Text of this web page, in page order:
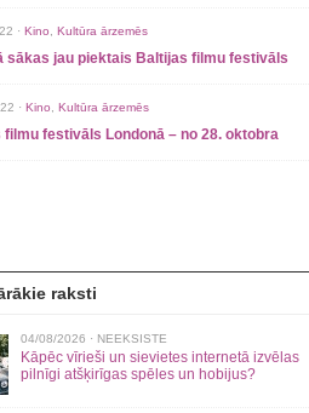
· Kino Kultūra ārzemēs
sākas jau piektais Baltijas filmu festivāls
· Kino Kultūra ārzemēs
filmu festivāls Londonā – no 28. oktobra
raksti
04/08/2026 · NEEKSISTE
Kāpēc vīrieši un sievietes internetā izvēlas
pilnīgi atšķirīgas spēles un hobijus?